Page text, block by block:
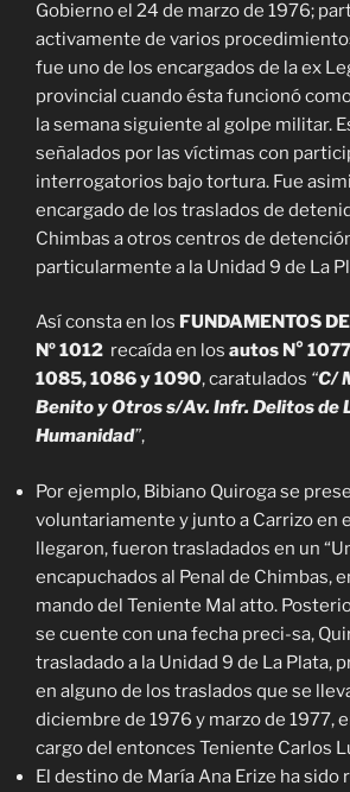
Gobierno el 24 de marzo de 1976;
activamente de varios
fue uno de los encargados de la ex
provincial cuando ésta funcionó
la semana siguiente al golpe militar.
señalados por las víctimas con
interrogatorios bajo tortura. Fue
encargado de los traslados de
Chimbas a otros centros de
particularmente a la Unidad 9 de La
Así consta en los FUNDAMENTOS
Nº 1012 recaída en los autos N°
1085, 1086 y 1090, caratulados “C/
Benito y Otros s/Av. Infr. Delitos de
Humanidad”,
Por ejemplo, Bibiano Quiroga se
voluntariamente y junto a Carrizo en
llegaron, fueron trasladados en un
encapuchados al Penal de Chimbas,
mando del Teniente Mal atto.
se cuente con una fecha preci-sa,
trasladado a la Unidad 9 de La Plata,
en alguno de los traslados que se
diciembre de 1976 y marzo de 1977,
cargo del entonces Teniente Carlos
El destino de María Ana Erize ha sido